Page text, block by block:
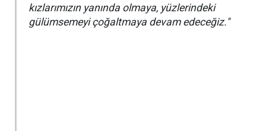
kızlarımızın yanında olmaya, yüzlerindeki
gülümsemeyi çoğaltmaya devam edeceğiz."